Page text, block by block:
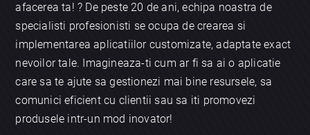
afacerea ta! ?️ De peste 20 de ani, echipa noastra de
specialisti profesionisti se ocupa de crearea si
implementarea aplicatiilor customizate, adaptate exact
nevoilor tale. Imagineaza-ti cum ar fi sa ai o aplicatie
care sa te ajute sa gestionezi mai bine resursele, sa
comunici eficient cu clientii sau sa iti promovezi
produsele intr-un mod inovator!